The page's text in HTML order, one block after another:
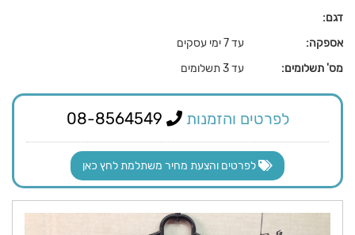
דגם:
אספקה:
עד 7 ימי עסקים
מס' תשלומים:
עד 3 תשלומים
לפרטים והזמנות
לפרטים והצעת מחיר משתלמת לחץ כאן